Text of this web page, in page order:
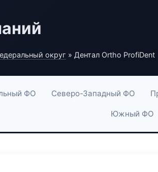
округ » Дентал Ortho ProfiDent
ФО Северо-Западный ФО
Южный ФО